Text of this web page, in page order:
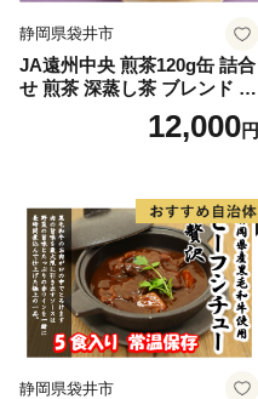
静岡県袋井市
JA遠州中央 煎茶120g缶 詰合
せ 煎茶 深蒸し茶 ブレンド ギ
フト 贈り物 人気 厳選 おすす
め 袋井市 飲料類 お茶 緑茶
12,000円
静岡県袋井市